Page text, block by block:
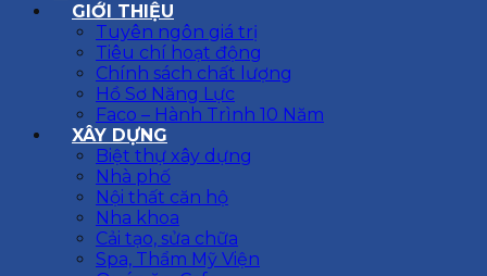
GIỚI THIỆU
Tuyên ngôn giá trị
Tiêu chí hoạt động
Chính sách chất lượng
Hồ Sơ Năng Lực
Faco – Hành Trình 10 Năm
XÂY DỰNG
Biệt thự xây dựng
Nhà phố
Nội thất căn hộ
Nha khoa
Cải tạo, sửa chữa
Spa, Thẩm Mỹ Viện